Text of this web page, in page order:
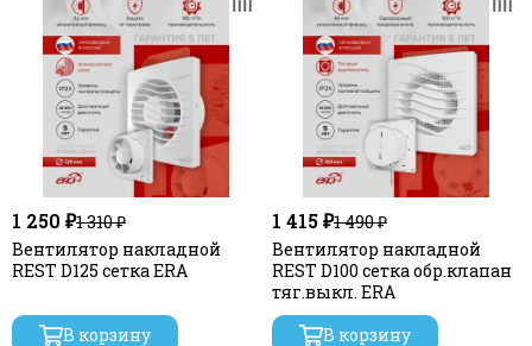
1 250 ₽1 310 ₽
Вентилятор накладной
REST D125 сетка ERA
В корзину
1 415 ₽1 490 ₽
Вентилятор накладной
REST D100 сетка обр.клапан
тяг.выкл. ERA
В корзину